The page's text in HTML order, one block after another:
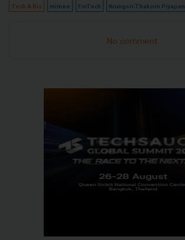
Tech & Biz mimee FinTech Krungsri.Thakorn Piyapan
No comment